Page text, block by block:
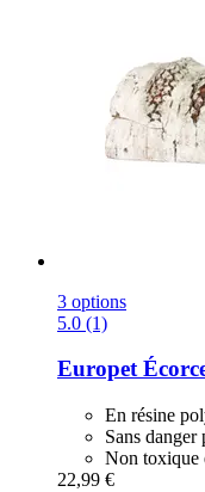
3 options
5.0 (1)
Europet
En résine
Sans danger
Non toxique
22,99 €